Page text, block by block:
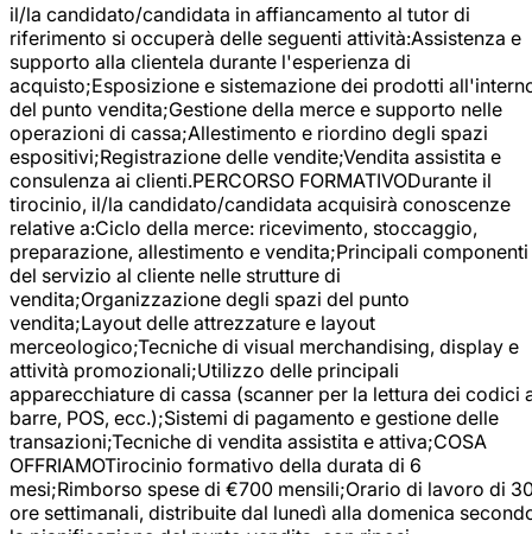
il/la candidato/candidata in affiancamento al tutor di
riferimento si occuperà delle seguenti attività:Assistenza e
supporto alla clientela durante l'esperienza di
acquisto;Esposizione e sistemazione dei prodotti
del punto vendita;Gestione della merce e supporto nelle
operazioni di cassa;Allestimento e riordino degli spazi
espositivi;Registrazione delle vendite;Vendita assistita e
consulenza ai clienti.PERCORSO FORMATIVODurante il
tirocinio, il/la candidato/candidata acquisirà conoscenze
relative a:Ciclo della merce: ricevimento, stoccaggio,
preparazione, allestimento e vendita;Principali componenti
del servizio al cliente nelle strutture di
vendita;Organizzazione degli spazi del punto
vendita;Layout delle attrezzature e layout
merceologico;Tecniche di visual merchandising, display e
attività promozionali;Utilizzo delle principali
apparecchiature di cassa (scanner per la lettura dei codici
barre, POS, ecc.);Sistemi di pagamento e gestione delle
transazioni;Tecniche di vendita assistita e attiva;COSA
OFFRIAMOTirocinio formativo della durata di 6
mesi;Rimborso spese di €700 mensili;Orario di lavoro di
ore settimanali, distribuite dal lunedì alla domenica